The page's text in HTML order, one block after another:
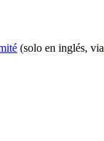
(solo en inglés, via